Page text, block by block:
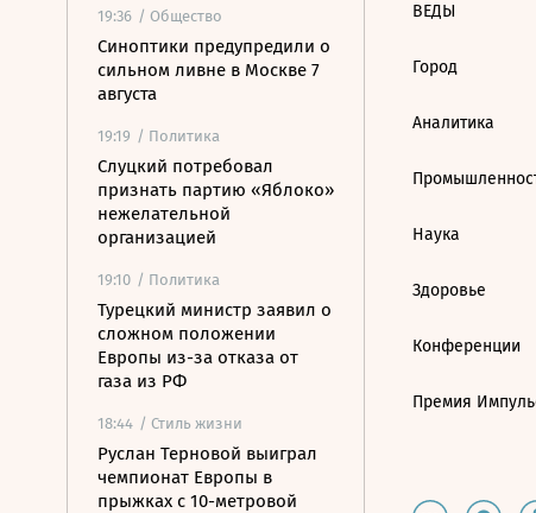
19:36 / Общество
Синоптики предупредили о
сильном ливне в Москве 7
августа
19:19 / Политика
Слуцкий потребовал
признать партию «Яблоко»
нежелательной
организацией
19:10 / Политика
Турецкий министр заявил о
сложном положении
Европы из-за отказа от
газа из РФ
18:44 / Стиль жизни
Руслан Терновой выиграл
чемпионат Европы в
прыжках с 10-метровой
ВЕДЫ
Город
Аналитика
Наука
Здоровье
Конференции
Премия